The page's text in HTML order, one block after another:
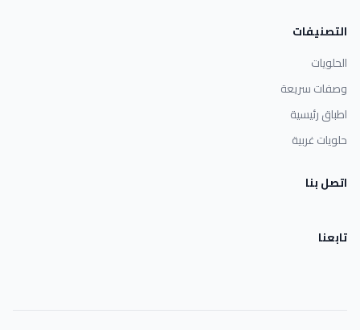
التصنيفات
الحلويات
وصفات سريعة
اطباق رئيسية
حلويات غربية
اتصل بنا
تابعنا